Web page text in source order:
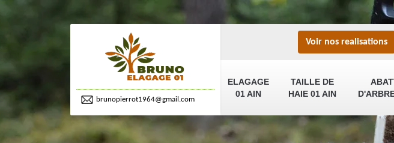
brunopierrot1964@gmail.com
ELAGAGE
01 AIN
TAILLE DE
HAIE 01 AIN
Voir nos realisations